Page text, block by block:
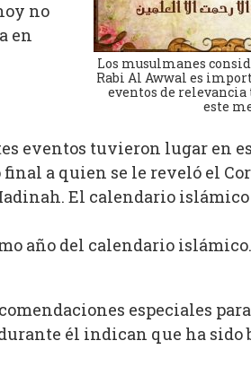
Los musulmanes
Rabi Al Awwal es
eventos de
este
no
en
eventos tuvieron lugar en
final a quien se le reveló el
El calendario
año del calendario islámico.
especiales
él indican que ha sido